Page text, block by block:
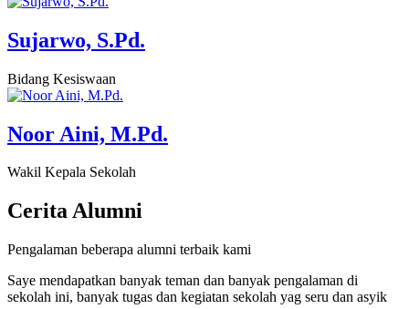
Sujarwo, S.Pd.
Bidang Kesiswaan
Noor Aini, M.Pd.
Wakil Kepala Sekolah
CeritaAlumni
Pengalaman beberapa alumni terbaik kami
Saye mendapatkan banyak teman dan banyak pengalaman di
sekolah ini, banyak tugas dan kegiatan sekolah yag seru dan asyik